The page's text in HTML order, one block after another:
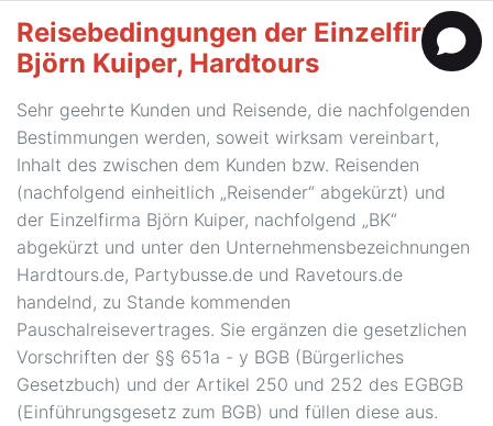
Reisebedingungen der Einzelfirma
Björn Kuiper, Hardtours
Sehr geehrte Kunden und Reisende, die nachfolgenden
Bestimmungen werden, soweit wirksam vereinbart,
Inhalt des zwischen dem Kunden bzw. Reisenden
(nachfolgend einheitlich „Reisender“ abgekürzt) und
der Einzelfirma Björn Kuiper, nachfolgend „BK“
abgekürzt und unter den Unternehmensbezeichnungen
Hardtours.de, Partybusse.de und Ravetours.de
handelnd, zu Stande kommenden
Pauschalreisevertrages. Sie ergänzen die gesetzlichen
Vorschriften der §§ 651a - y BGB (Bürgerliches
Gesetzbuch) und der Artikel 250 und 252 des EGBGB
(Einführungsgesetz zum BGB) und füllen diese aus.